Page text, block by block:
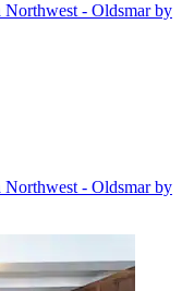
- Oldsmar by
- Oldsmar by